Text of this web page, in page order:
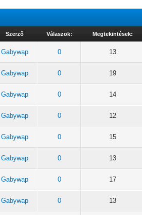
Szerző Válaszok: Megtekintések:
Gabywap 0 13
Gabywap 0 19
Gabywap 0 14
Gabywap 0 12
Gabywap 0 15
Gabywap 0 13
Gabywap 0 17
Gabywap 0 13